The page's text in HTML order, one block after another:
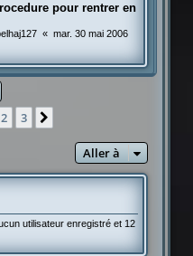
pour rentrer en
« mar. 30 mai 2006
2 3
Aller à
utilisateur enregistré et 12